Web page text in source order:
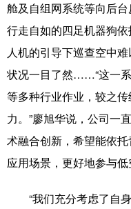
图片 中央文
食品 人居
溯源中国 城市
会展 彩票
悦读 公益
舱及自组网系统等向后
行走自如的四足机器狗
人机的引导下巡查空中
状况一目了然……“这一
等多种行业作业，较之
力。”廖旭华说，公司一
术融合创新，希望能依
应用场景，更好地参与低
“我们充分考虑了自身